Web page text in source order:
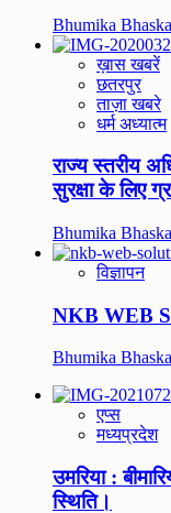
Bhumika
ख़ास खबरें
छतरपुर
ताज़ा खबरे
धर्म अध्यात्म
राज्य स्तरीय
सुरक्षा के लिए
Bhumika
विज्ञापन
NKB WEB
Bhumika
एप्स
मध्यप्रदेश
उमरिया :
स्थिति।